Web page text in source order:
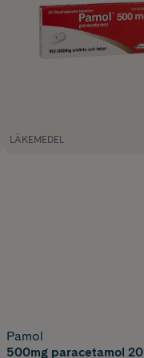
LÄKEMEDEL
Pamol
500mg paracetamol 20